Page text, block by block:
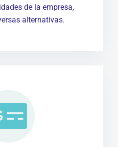
de la empresa,
alternativas.